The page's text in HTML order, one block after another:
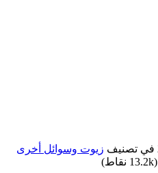
في تصنيف زيوت وسوائل أخرى
(
13.2k نقاط)